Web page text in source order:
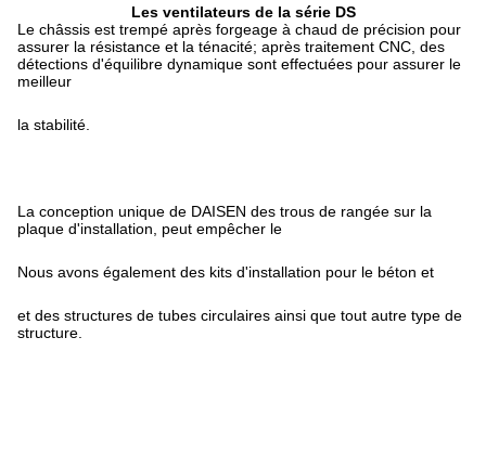
Les ventilateurs de la série DS
Le châssis est trempé après forgeage à chaud de précision pour
assurer la résistance et la ténacité; après traitement CNC, des
détections d'équilibre dynamique sont effectuées pour assurer le
meilleur
la stabilité.
La conception unique de DAISEN des trous de rangée sur la
plaque d'installation, peut empêcher le
Nous avons également des kits d'installation pour le béton et
et des structures de tubes circulaires ainsi que tout autre type de
structure.